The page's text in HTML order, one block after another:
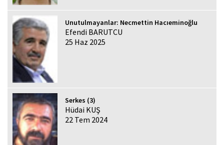
Unutulmayanlar: Necmettin Hacıeminoğlu
Efendi BARUTCU
25 Haz 2025
Serkes (3)
Hüdai KUŞ
22 Tem 2024